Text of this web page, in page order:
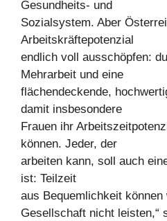
Gesundheits- und
Sozialsystem. Aber
Arbeitskräftepotenzial
endlich voll ausschöpfen:
Mehrarbeit und eine
flächendeckende,
damit insbesondere
Frauen ihr
können. Jeder, der
arbeiten kann, soll auch
ist: Teilzeit
aus Bequemlichkeit können
Gesellschaft nicht leisten,“